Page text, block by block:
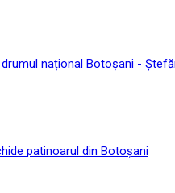
național Botoșani -
patinoarul din Botoșani